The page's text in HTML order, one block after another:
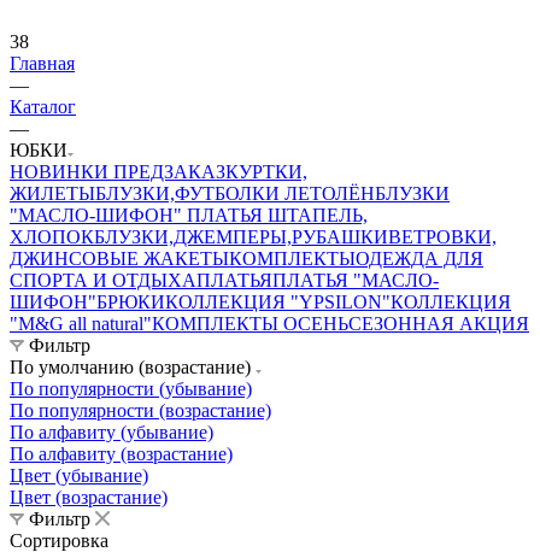
38
Главная
—
Каталог
—
ЮБКИ
НОВИНКИ ПРЕДЗАКАЗКУРТКИ,
ЖИЛЕТЫБЛУЗКИ,ФУТБОЛКИ ЛЕТОЛЁНБЛУЗКИ
"МАСЛО-ШИФОН" ПЛАТЬЯ ШТАПЕЛЬ,
ХЛОПОКБЛУЗКИ,ДЖЕМПЕРЫ,РУБАШКИВЕТРОВКИ,
ДЖИНСОВЫЕ ЖАКЕТЫКОМПЛЕКТЫОДЕЖДА ДЛЯ
СПОРТА И ОТДЫХАПЛАТЬЯПЛАТЬЯ "МАСЛО-
ШИФОН"БРЮКИКОЛЛЕКЦИЯ "YPSILON"КОЛЛЕКЦИЯ
"M&G all natural"КОМПЛЕКТЫ ОСЕНЬСЕЗОННАЯ АКЦИЯ
Фильтр
По умолчанию (возрастание)
По популярности (убывание)
По популярности (возрастание)
По алфавиту (убывание)
По алфавиту (возрастание)
Цвет (убывание)
Цвет (возрастание)
Фильтр
Сортировка